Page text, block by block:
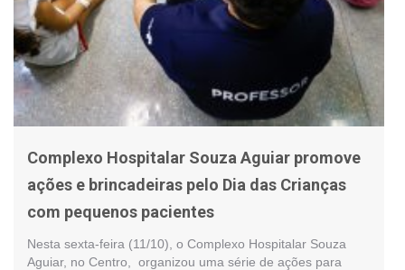
Complexo Hospitalar Souza Aguiar promove
ações e brincadeiras pelo Dia das Crianças
com pequenos pacientes
Nesta sexta-feira (11/10), o Complexo Hospitalar Souza
Aguiar, no Centro, organizou uma série de ações para